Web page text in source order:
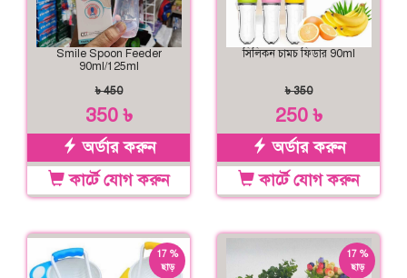
Smile Spoon Feeder
90ml/125ml
৳ 450
350 ৳
অর্ডার করুন
কার্টে যোগ করুন
সিলিকন চামচ ফিডার 90ml
৳ 350
250 ৳
অর্ডার করুন
কার্টে যোগ করুন
17 %
ছাড়
17 %
ছাড়